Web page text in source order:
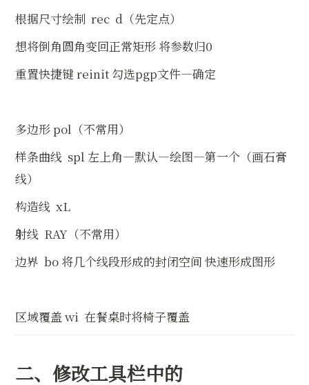
根据尺寸绘制  rec  d（先定点）
想将倒角圆角变回正常矩形 将参数归0
重置快捷键 reinit 勾选pgp文件—确定
多边形 pol（不常用）
样条曲线  spl 左上角—默认—绘图—第一个（画石膏
线）
构造线  xL
射线  RAY（不常用）
边界  bo 将几个线段形成的封闭空间 快速形成图形
区域覆盖 wi  在餐桌时将椅子覆盖
二、修改工具栏中的